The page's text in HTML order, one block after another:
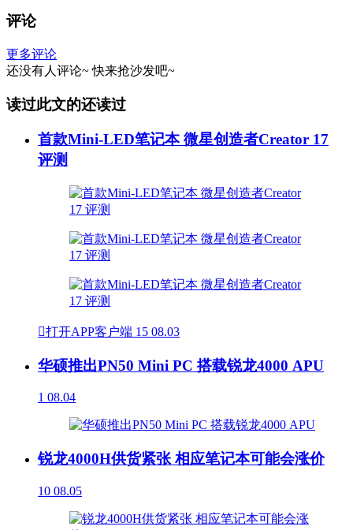
评论
更多评论
还没有人评论~ 快来抢沙发吧~
读过此文的还读过
首款Mini-LED笔记本 微星创造者Creator 17
评测
打开APP客户端 15 08.03
华硕推出PN50 Mini PC 搭载锐龙4000 APU
1 08.04
锐龙4000H供货紧张 相应笔记本可能会涨价
10 08.05